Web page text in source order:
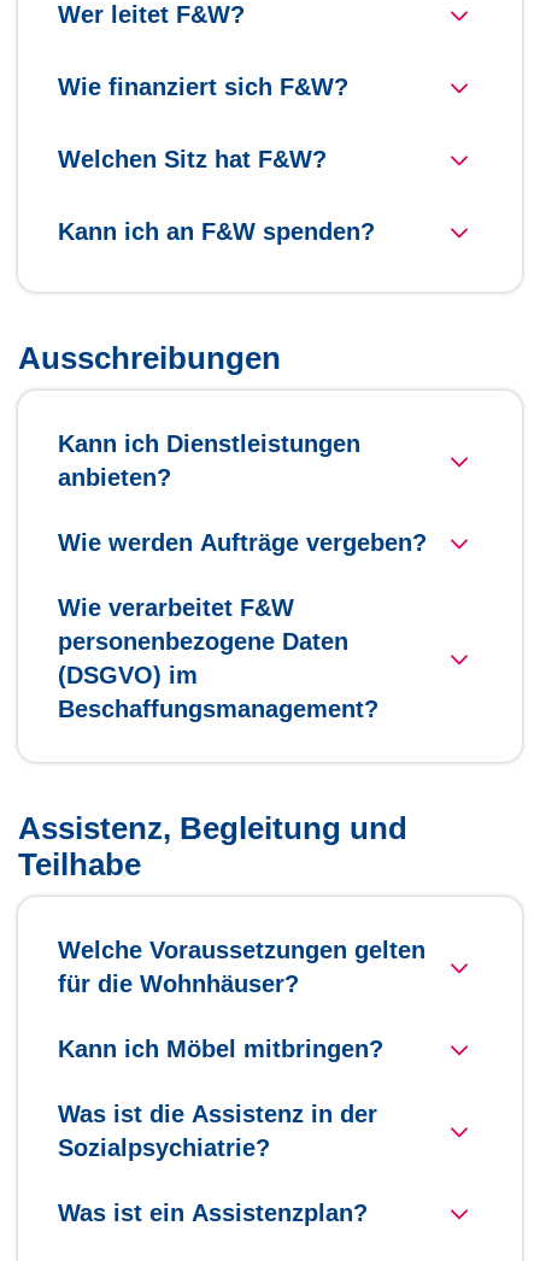
Wer leitet F&W?
Wie finanziert sich F&W?
Welchen Sitz hat F&W?
Kann ich an F&W spenden?
Ausschreibungen
Kann ich Dienstleistungen
anbieten?
Wie werden Aufträge vergeben?
Wie verarbeitet F&W
personenbezogene Daten
(DSGVO) im
Beschaffungsmanagement?
Assistenz, Begleitung und
Teilhabe
Welche Voraussetzungen gelten
für die Wohnhäuser?
Kann ich Möbel mitbringen?
Was ist die Assistenz in der
Sozialpsychiatrie?
Was ist ein Assistenzplan?